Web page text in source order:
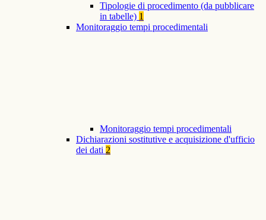
Tipologie di procedimento (da pubblicare
in tabelle) 1
Monitoraggio tempi procedimentali
Monitoraggio tempi procedimentali
Dichiarazioni sostitutive e acquisizione d'ufficio
dei dati 2